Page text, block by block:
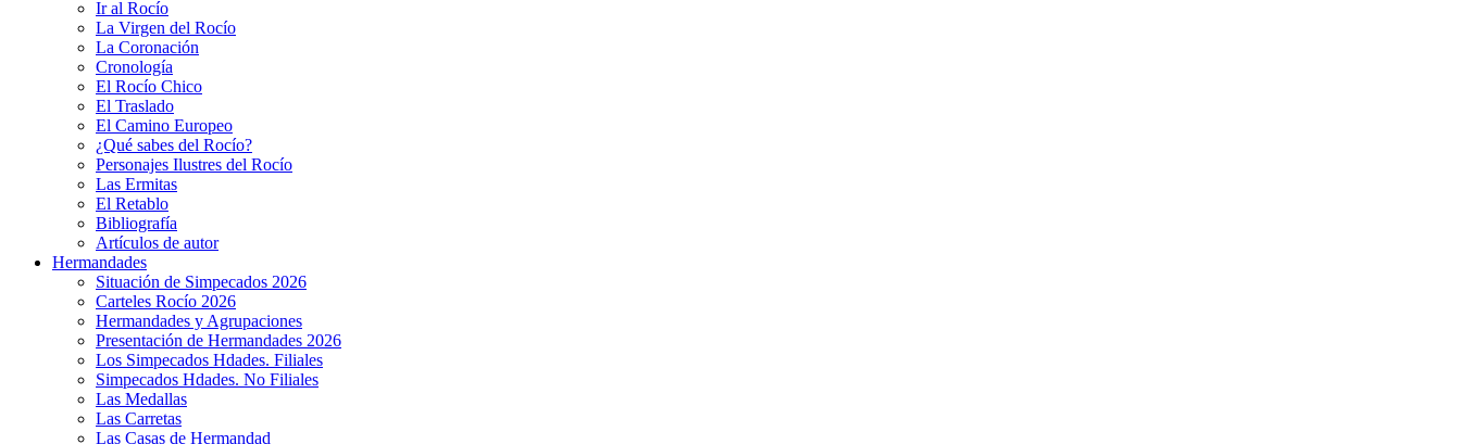
Ir al Rocío
La Virgen del Rocío
La Coronación
Cronología
El Rocío Chico
El Traslado
El Camino Europeo
¿Qué sabes del Rocío?
Personajes Ilustres del Rocío
Las Ermitas
El Retablo
Bibliografía
Artículos de autor
Hermandades
Situación de Simpecados 2026
Carteles Rocío 2026
Hermandades y Agrupaciones
Presentación de Hermandades 2026
Los Simpecados Hdades. Filiales
Simpecados Hdades. No Filiales
Las Medallas
Las Carretas
Las Casas de Hermandad